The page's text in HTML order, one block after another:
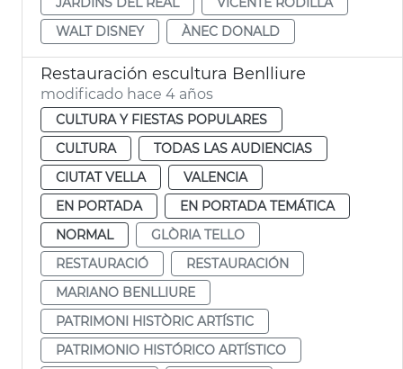
WALT DISNEY
ÀNEC DONALD
Restauración escultura Benlliure
modificado hace 4 años
CULTURA Y FIESTAS POPULARES
CULTURA
TODAS LAS AUDIENCIAS
CIUTAT VELLA
VALENCIA
EN PORTADA
EN PORTADA TEMÁTICA
NORMAL
GLÒRIA TELLO
RESTAURACIÓ
RESTAURACIÓN
MARIANO BENLLIURE
PATRIMONI HISTÒRIC ARTÍSTIC
PATRIMONIO HISTÓRICO ARTÍSTICO